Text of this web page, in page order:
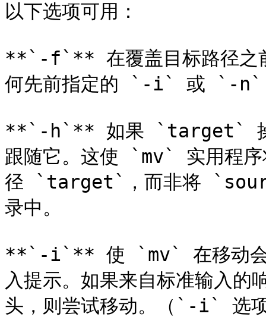
以下选项可用：
**`-f`** 在覆盖目标路径之
何先前指定的 `-i` 或 `-n`
**`-h`** 如果 `target` 操作
跟随它。这使 `mv` 实用程
径 `target`，而非将
录中。
**`-i`** 使 `mv` 在移动会覆
入提示。如果来自标准输
头，则尝试移动。（`-i`